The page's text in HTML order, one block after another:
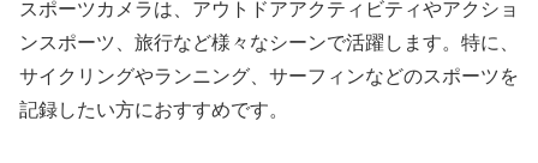
スポーツカメラは、アウトドアアクティビティやアクショ
ンスポーツ、旅行など様々なシーンで活躍します。特に、
サイクリングやランニング、サーフィンなどのスポーツを
記録したい方におすすめです。